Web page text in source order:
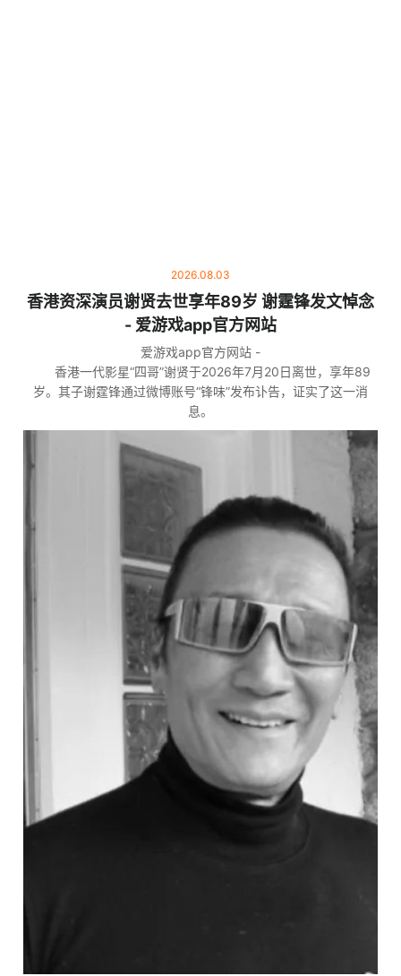
2026.08.03
香港资深演员谢贤去世享年89岁 谢霆锋发文悼念
- 爱游戏app官方网站
爱游戏app官方网站 -
香港一代影星“四哥”谢贤于2026年7月20日离世，享年89
岁。其子谢霆锋通过微博账号“锋味”发布讣告，证实了这一消
息。